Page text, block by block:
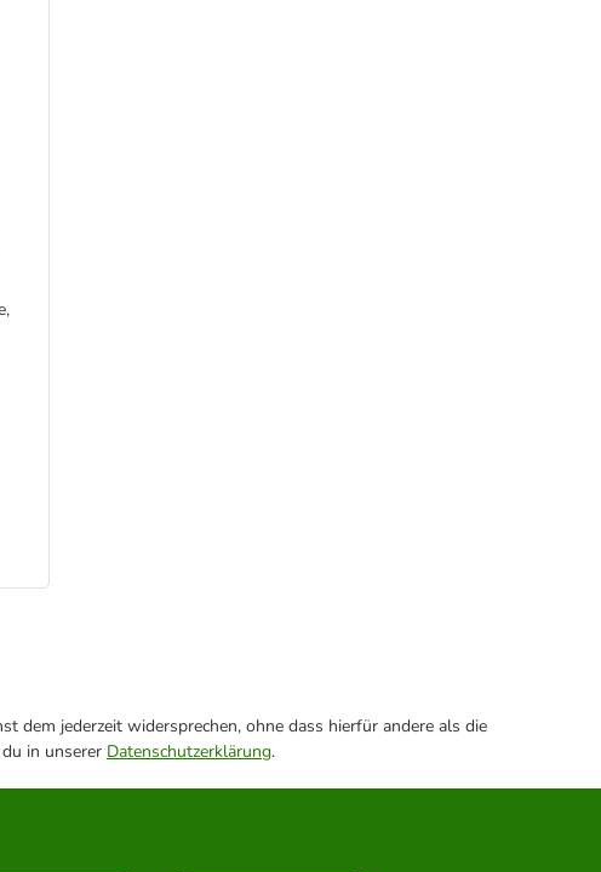
dem jederzeit widersprechen, ohne dass hierfür andere als die
in unserer Datenschutzerklärung.